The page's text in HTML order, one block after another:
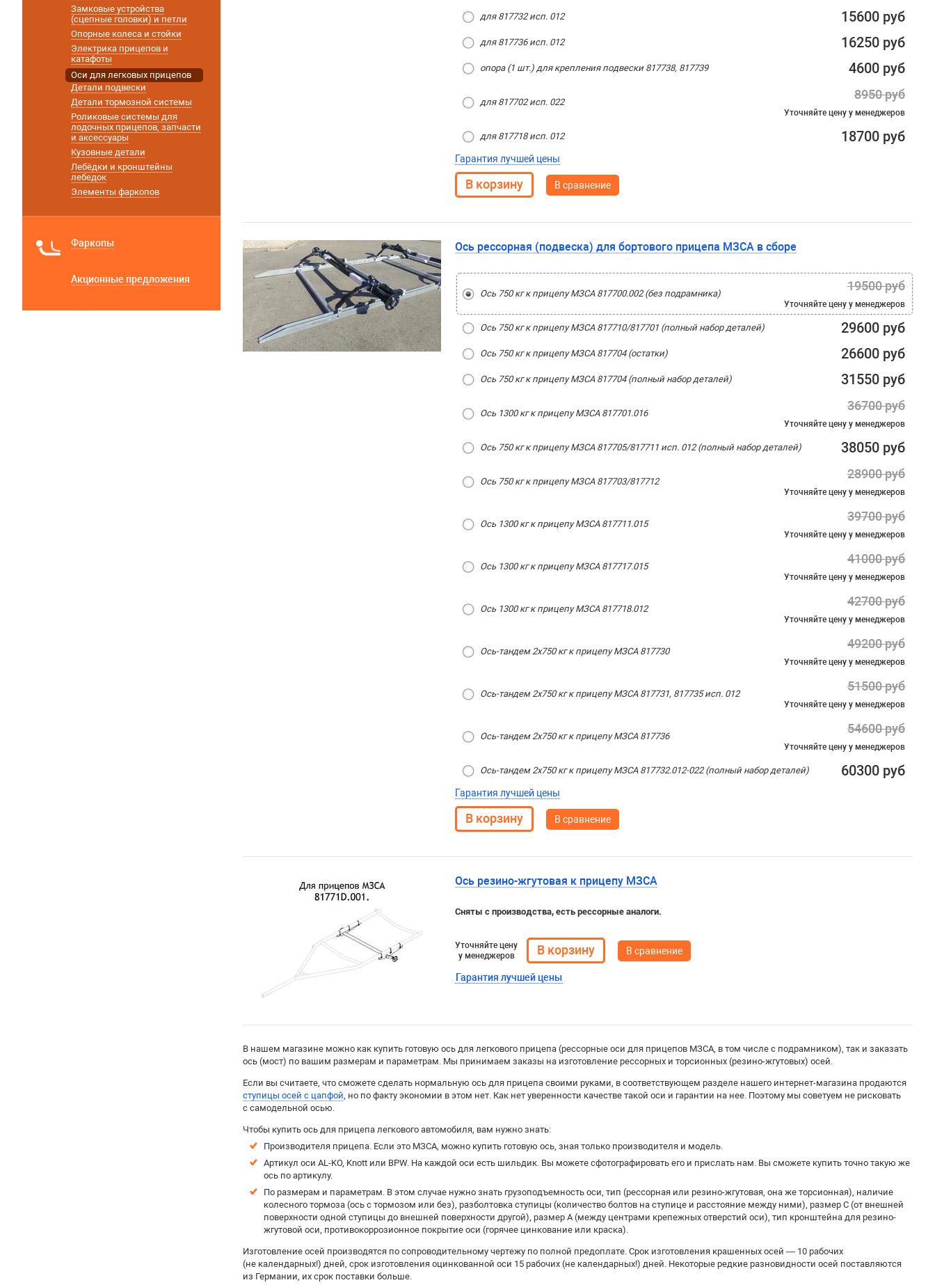
для 817732 исп. 012 15600 руб
для 817736 исп. 012 16250 руб
опора (1 шт.) для крепления подвески 817738, 817739 4600 руб
для 817702 исп. 022
8950 руб
Уточняйте цену у менеджеров
для 817718 исп. 012 18700 руб
Гарантия лучшей цены
В сравнение
Ось рессорная (подвеска) для бортового прицепа МЗСА в сборе
Ось 750 кг к прицепу МЗСА 817700.002 (без подрамника)
19500 руб
Уточняйте цену у менеджеров
Ось 750 кг к прицепу МЗСА 817710/817701 (полный набор деталей) 29600 руб
Ось 750 кг к прицепу МЗСА 817704 (остатки) 26600 руб
Ось 750 кг к прицепу МЗСА 817704 (полный набор деталей) 31550 руб
Ось 1300 кг к прицепу МЗСА 817701.016
36700 руб
Уточняйте цену у менеджеров
Ось 750 кг к прицепу МЗСА 817705/817711 исп. 012 (полный набор деталей) 38050 руб
Ось 750 кг к прицепу МЗСА 817703/817712
28900 руб
Уточняйте цену у менеджеров
Ось 1300 кг к прицепу МЗСА 817711.015
39700 руб
Уточняйте цену у менеджеров
Ось 1300 кг к прицепу МЗСА 817717.015
41000 руб
Уточняйте цену у менеджеров
Ось 1300 кг к прицепу МЗСА 817718.012
42700 руб
Уточняйте цену у менеджеров
Ось-тандем 2х750 кг к прицепу МЗСА 817730
49200 руб
Уточняйте цену у менеджеров
Ось-тандем 2х750 кг к прицепу МЗСА 817731, 817735 исп. 012
51500 руб
Уточняйте цену у менеджеров
Ось-тандем 2х750 кг к прицепу МЗСА 817736
54600 руб
Уточняйте цену у менеджеров
Ось-тандем 2х750 кг к прицепу МЗСА 817732.012-022 (полный набор деталей) 60300 руб
Гарантия лучшей цены
В сравнение
Ось резино-жгутовая к прицепу МЗСА
Сняты с производства, есть рессорные аналоги.
Уточняйте цену
у менеджеров
Гарантия лучшей цены
В сравнение
В нашем магазине можно как купить готовую ось для легкового прицепа (рессорные оси для прицепов МЗСА, в том числе с подрамником), так и заказать
ось (мост) по вашим размерам и параметрам. Мы принимаем заказы на изготовление рессорных и торсионных (резино-жгутовых) осей.
Если вы считаете, что сможете сделать нормальную ось для прицепа своими руками, в соответствующем разделе нашего интернет-магазина продаются
ступицы осей с цапфой, но по факту экономии в этом нет. Как нет уверенности качестве такой оси и гарантии на нее. Поэтому мы советуем не рисковать
с самодельной осью.
Чтобы купить ось для прицепа легкового автомобиля, вам нужно знать:
Производителя прицепа. Если это МЗСА, можно купить готовую ось, зная только производителя и модель.
Артикул оси AL-KO, Knott или BPW. На каждой оси есть шильдик. Вы можете сфотографировать его и прислать нам. Вы сможете купить точно такую же
ось по артикулу.
По размерам и параметрам. В этом случае нужно знать грузоподъемность оси, тип (рессорная или резино-жгутовая, она же торсионная), наличие
колесного тормоза (ось с тормозом или без), разболтовка ступицы (количество болтов на ступице и расстояние между ними), размер С (от внешней
поверхности одной ступицы до внешней поверхности другой), размер А (между центрами крепежных отверстий оси), тип кронштейна для резино-
жгутовой оси, противокоррозионное покрытие оси (горячее цинкование или краска).
Изготовление осей производятся по сопроводительному чертежу по полной предоплате. Срок изготовления крашенных осей — 10 рабочих
(не календарных!) дней, срок изготовления оцинкованной оси 15 рабочих (не календарных!) дней. Некоторые редкие разновидности осей поставляются
из Германии, их срок поставки больше.
Замковые устройства
(сцепные головки) и петли
Опорные колеса и стойки
Электрика прицепов и
катафоты
Оси для легковых прицепов
Детали подвески
Детали тормозной системы
Роликовые системы для
лодочных прицепов, запчасти
и аксессуары
Кузовные детали
Лебёдки и кронштейны
лебедок
Элементы фаркопов
Фаркопы
Акционные предложения